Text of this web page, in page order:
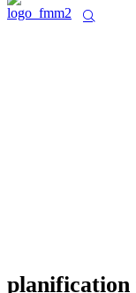
planification